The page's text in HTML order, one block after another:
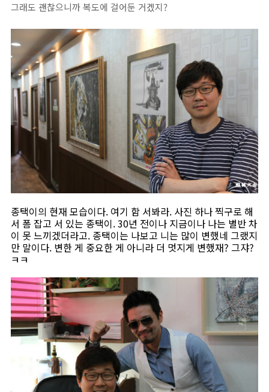
그래도 괜찮으니까 복도에 걸어둔 거겠지?
종택이의 현재 모습이다. 여기 함 서봐라. 사진 하나 찍구로 해
서 폼 잡고 서 있는 종택이. 30년 전이나 지금이나 나는 별반 차
이 못 느끼겠더라고. 종택이는 나보고 니는 많이 변했네 그랬지
만 말이다. 변한 게 중요한 게 아니라 더 멋지게 변했재? 그쟈?
ㅋㅋ